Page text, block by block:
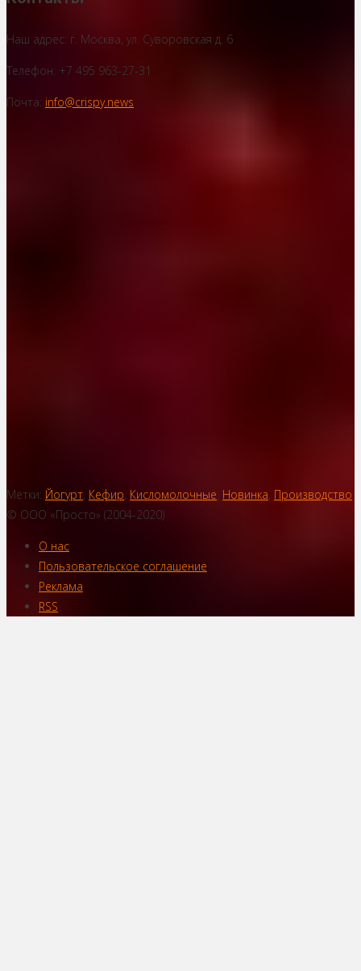
Наш адрес: г. Москва, ул. Суворовская д. 6
Телефон: +7 495 963-27-31
Почта: info@crispy.news
Метки: Йогурт, Кефир, Кисломолочные, Новинка, Производство
© ООО «Просто» (2004-2020)
О нас
Пользовательское соглашение
Реклама
RSS